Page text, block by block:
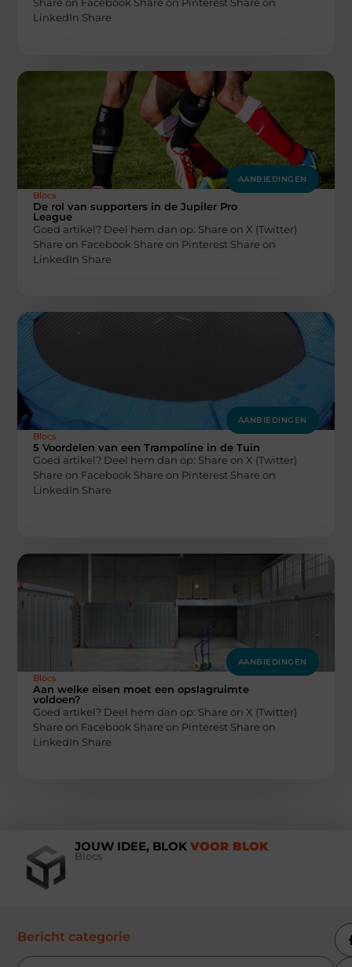
Share on Facebook Share on Pinterest Share on
LinkedIn Share
AANBIEDINGEN
Blocs
De rol van supporters in de Jupiler Pro
League
Goed artikel? Deel hem dan op: Share on X (Twitter)
Share on Facebook Share on Pinterest Share on
LinkedIn Share
AANBIEDINGEN
Blocs
5 Voordelen van een Trampoline in de Tuin
Goed artikel? Deel hem dan op: Share on X (Twitter)
Share on Facebook Share on Pinterest Share on
LinkedIn Share
AANBIEDINGEN
Blocs
Aan welke eisen moet een opslagruimte
voldoen?
Goed artikel? Deel hem dan op: Share on X (Twitter)
Share on Facebook Share on Pinterest Share on
LinkedIn Share
JOUW IDEE, BLOK VOOR BLOK
Blocs
Bericht categorie